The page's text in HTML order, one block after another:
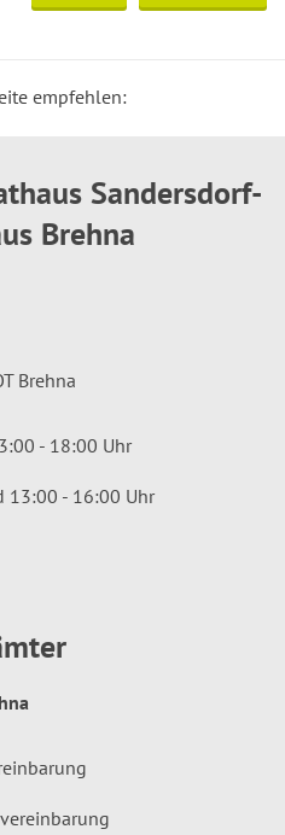
empfehlen:
Sandersdorf-
Brehna
Brehna
- 18:00 Uhr
13:00 - 16:00 Uhr